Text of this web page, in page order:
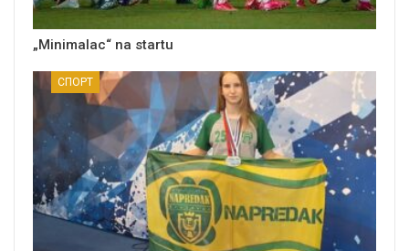
„Minimalac“ na startu
СПОРТ